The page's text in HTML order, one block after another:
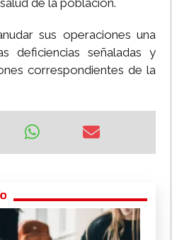
de la población.
sus operaciones una
deficiencias señaladas y
correspondientes de la